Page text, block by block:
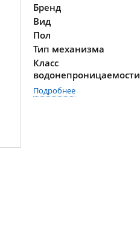
Бренд
Вид
Пол
Тип механизма
Класс
водонепроницаемости
Подробнее